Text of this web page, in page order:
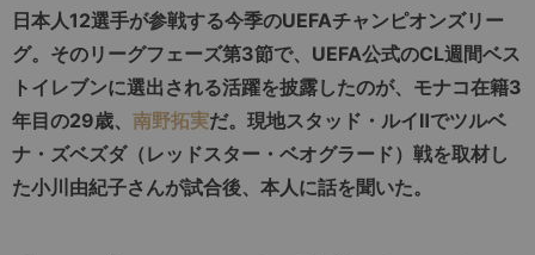
日本人12選手が参戦する今季のUEFAチャンピオンズリー
グ。そのリーグフェーズ第3節で、UEFA公式のCL週間ベス
トイレブンに選出される活躍を披露したのが、モナコ在籍3
年目の29歳、 南野拓実だ。現地スタッド・ルイⅡでツルベ
ナ・ズベズダ（レッドスター・ベオグラード）戦を取材し
た小川由紀子さんが試合後、本人に話を聞いた。